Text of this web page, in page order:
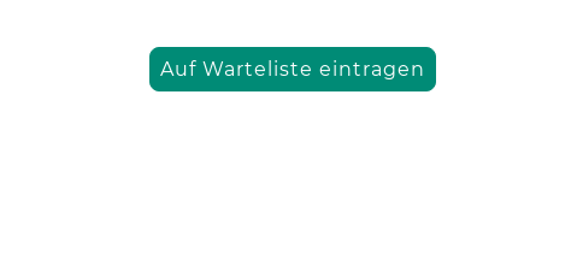
Auf Warteliste eintragen